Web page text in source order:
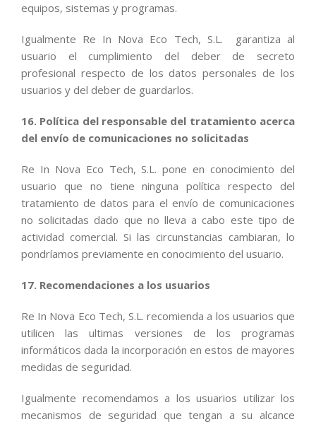
equipos, sistemas y programas.
Igualmente Re In Nova Eco Tech, S.L. garantiza al
usuario el cumplimiento del deber de secreto
profesional respecto de los datos personales de los
usuarios y del deber de guardarlos.
16. Política del responsable del tratamiento acerca
del envío de comunicaciones no solicitadas
Re In Nova Eco Tech, S.L. pone en conocimiento del
usuario que no tiene ninguna política respecto del
tratamiento de datos para el envío de comunicaciones
no solicitadas dado que no lleva a cabo este tipo de
actividad comercial. Si las circunstancias cambiaran, lo
pondríamos previamente en conocimiento del usuario.
17. Recomendaciones a los usuarios
Re In Nova Eco Tech, S.L. recomienda a los usuarios que
utilicen las ultimas versiones de los programas
informáticos dada la incorporación en estos de mayores
medidas de seguridad.
Igualmente recomendamos a los usuarios utilizar los
mecanismos de seguridad que tengan a su alcance